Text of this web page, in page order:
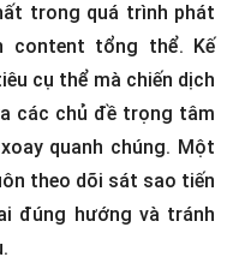
trong quá trình phát
content tổng thể. Kế
cụ thể mà chiến dịch
các chủ đề trọng tâm
quanh chúng. Một
theo dõi sát sao tiến
đúng hướng và tránh